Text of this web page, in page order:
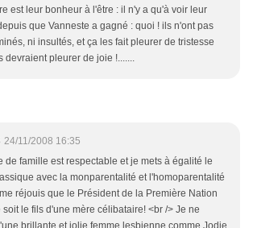
est leur bonheur à l'être : il n'y a qu'à voir leur
que Vanneste a gagné : quoi ! ils n'ont pas
ni insultés, et ça les fait pleurer de tristesse
devraient pleurer de joie !.......
24/11/2008 16:35
de famille est respectable et je mets à égalité le
avec la monparentalité et l'homoparentalité
réjouis que le Président de la Première Nation
soit le fils d'une mère célibataire! <br /> Je ne
brillante et jolie femme lesbienne comme Jodie